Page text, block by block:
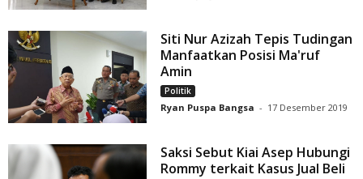
Siti Nur Azizah Tepis Tudingan
Manfaatkan Posisi Ma'ruf
Amin
Politik
Ryan Puspa Bangsa - 17 Desember 2019
Saksi Sebut Kiai Asep Hubungi
Rommy terkait Kasus Jual Beli